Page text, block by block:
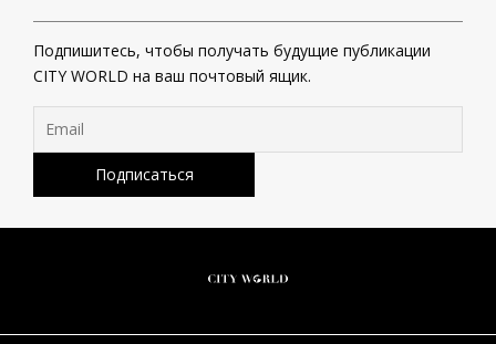
Подпишитесь, чтобы получать будущие публикации
CITY WORLD на ваш почтовый ящик.